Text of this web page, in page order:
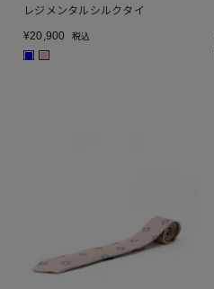
レジメンタルシルクタイ
¥20,900 税込
■ ■